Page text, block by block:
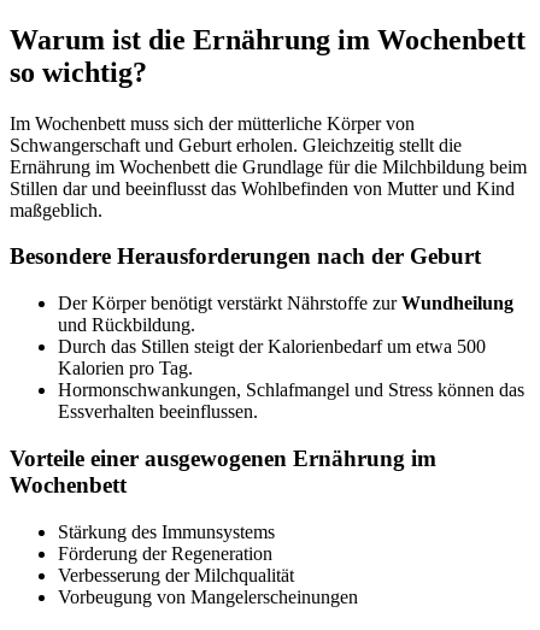
Warum ist die Ernährung im Wochenbett
so wichtig?
Im Wochenbett muss sich der mütterliche Körper von
Schwangerschaft und Geburt erholen. Gleichzeitig stellt die
Ernährung im Wochenbett die Grundlage für die Milchbildung beim
Stillen dar und beeinflusst das Wohlbefinden von Mutter und Kind
maßgeblich.
Besondere Herausforderungen nach der Geburt
Der Körper benötigt verstärkt Nährstoffe zurWundheilung
und Rückbildung.
Durch das Stillen steigt der Kalorienbedarf um etwa 500
Kalorien pro Tag.
Hormonschwankungen, Schlafmangel und Stress können das
Essverhalten beeinflussen.
Vorteile einer ausgewogenen Ernährung im
Wochenbett
Stärkung des Immunsystems
Förderung der Regeneration
Verbesserung der Milchqualität
Vorbeugung von Mangelerscheinungen